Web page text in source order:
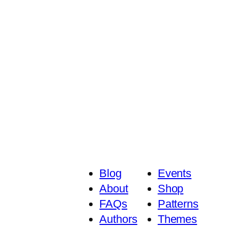
Blog
About
FAQs
Authors
Events
Shop
Patterns
Themes